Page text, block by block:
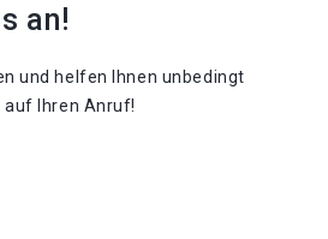
an!
und helfen Ihnen unbedingt
auf Ihren Anruf!